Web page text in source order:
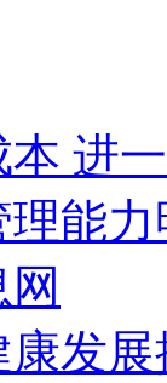
进
理能
发